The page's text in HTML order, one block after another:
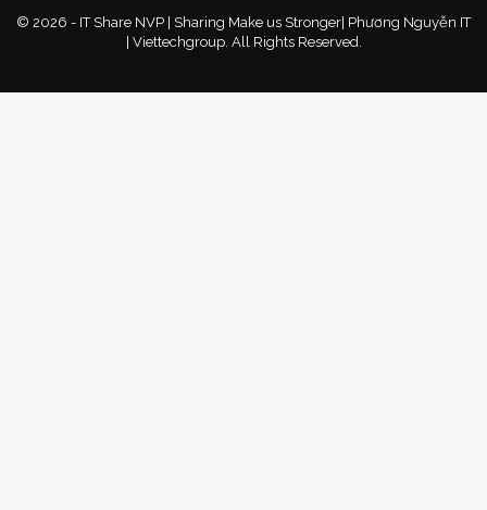
© 2026 - IT Share NVP | Sharing Make us Stronger| Phương Nguyễn IT
| Viettechgroup. All Rights Reserved.